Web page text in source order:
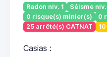
Radon niv. 1 Séisme niv.
0 risque(s) minier(s)
0
25 arrêté(s) CATNAT
Casias :